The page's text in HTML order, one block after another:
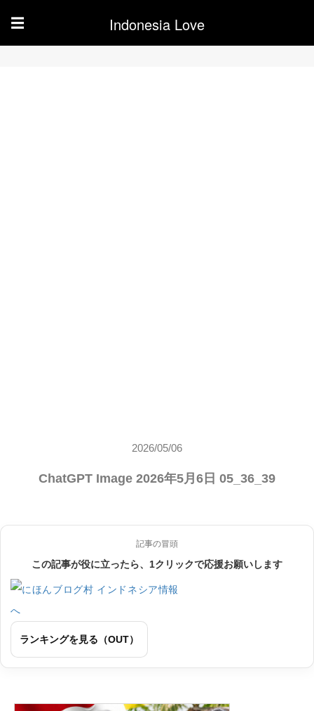
☰ Indonesia Love
2026/05/06
ChatGPT Image 2026年5月6日 05_36_39
記事の冒頭
この記事が役に立ったら、1クリックで応援お願いします
ランキングを見る（OUT）